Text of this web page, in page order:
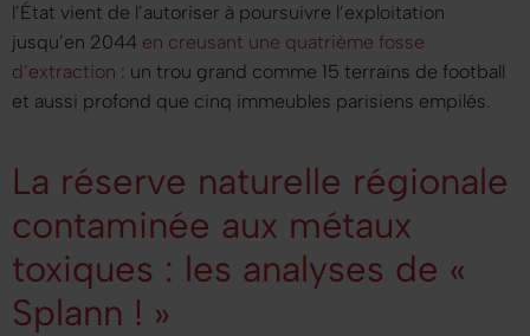
l’État vient de l’autoriser à poursuivre l’exploitation
jusqu’en 2044 en creusant une quatrième fosse
d’extraction : un trou grand comme 15 terrains de football
et aussi profond que cinq immeubles parisiens empilés.
La réserve naturelle régionale
contaminée aux métaux
toxiques : les analyses de «
Splann ! »